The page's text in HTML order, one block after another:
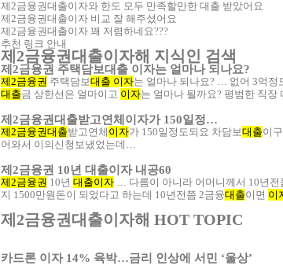
제2금융권대출이자와 한도 모두 만족할만한 대출 받았어요
제2금융권대출이자 비교 잘 해주셨어요
제2금융권대출이자 꽤 저렴하네요???
추천 링크 안내
제2금융권대출이자해 지식인 검색
제2금융권 주택담보대출 이자는 얼마나 되나요?
제2금융권 주택담보대출 이자는 얼마나 되나요? … 없어 3억정
대출금 상한선은 얼마이고 이자는 얼마나 될까요? 평범한 직
제2금융권대출받고연체이자가 150일정…
제2금융권대출받고연체 이자가 150일정도되요 차담보대출이
어와서 이의신청보냈었는데…
제2금융권 10년 대출이자 내공60
제2금융권 10년 대출이자 … 다름이 아니라 어머니께서 10년전
지 1500만원돈이 되었다고 하는데 10년전쯤 2금융대출이면 이
제2금융권대출이자해 HOT TOPIC
카드론 이자 14% 육박…금리 인상에 서민 ‘울상’